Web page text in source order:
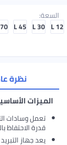
المصممة على
الكبير الأفضل